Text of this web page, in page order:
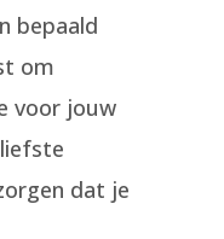
bepaald
om
voor jouw
dat je